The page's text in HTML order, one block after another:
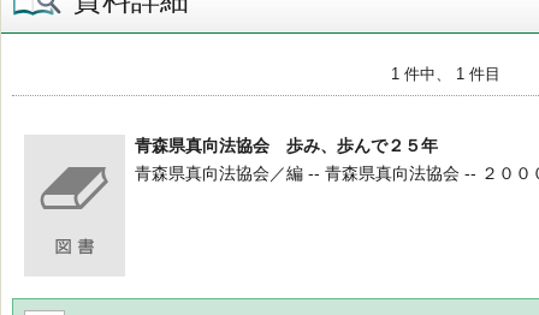
1 件中、 1 件目
青森県真向法協会 歩み、歩んで２５年
青森県真向法協会／編 -- 青森県真向法協会 -- ２００